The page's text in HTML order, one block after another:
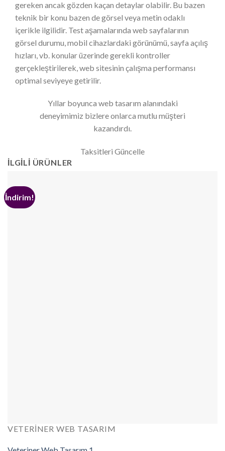
gereken ancak gözden kaçan detaylar olabilir. Bu bazen
teknik bir konu bazen de görsel veya metin odaklı
içerikle ilgilidir. Test aşamalarında web sayfalarının
görsel durumu, mobil cihazlardaki görünümü, sayfa açılış
hızları, vb. konular üzerinde gerekli kontroller
gerçekleştirilerek, web sitesinin çalışma performansı
optimal seviyeye getirilir.
Yıllar boyunca web tasarım alanındaki
deneyimimiz bizlere onlarca mutlu müşteri
kazandırdı.
Taksitleri Güncelle
İLGILI ÜRÜNLER
İndirim!
VETERINER WEB TASARIM